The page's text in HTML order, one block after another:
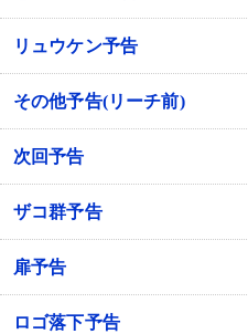
リュウケン予告
その他予告(リーチ前)
次回予告
ザコ群予告
扉予告
ロゴ落下予告